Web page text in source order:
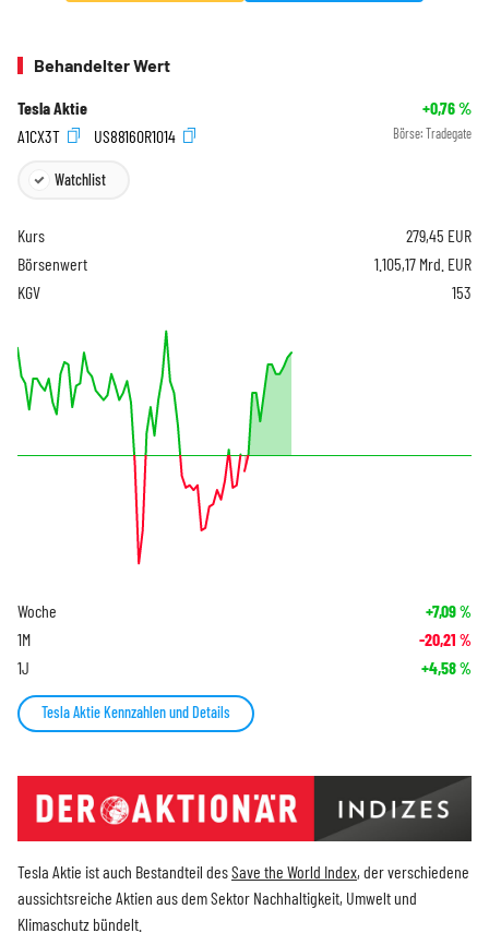
Behandelter Wert
Tesla Aktie +0,76%
A1CX3T
US88160R1014 Börse: Tradegate
Watchlist
Kurs 279,45 EUR
Börsenwert
1.105,17 Mrd. EUR
KGV
153
Woche +7,09%
1M -20,21 %
1J +4,58%
Tesla Aktie Kennzahlen und Details
Tesla Aktie ist auch Bestandteil desSave the World Index, der verschiedene
aussichtsreiche Aktien aus dem Sektor Nachhaltigkeit, Umwelt und
Klimaschutz bündelt.